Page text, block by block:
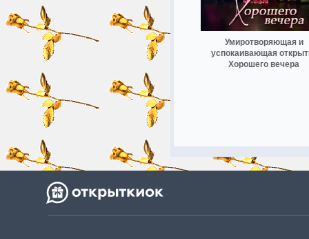
Умиротворяющая и
успокаивающая
Хорошего вечера